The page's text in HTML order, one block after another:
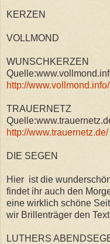
KERZEN
VOLLMOND
WUNSCHKERZEN
http://
TRAUERNETZ
http://www.trauernetz.de/
DIE SEGEN
Hier ist die
findet ihr auch den
eine wirklich schöne
wir Brillenträger den
LUTHERS